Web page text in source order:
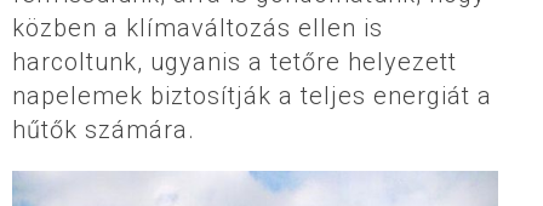
közben a klímaváltozás ellen is
harcoltunk, ugyanis a tetőre helyezett
napelemek biztosítják a teljes energiát a
hűtők számára.